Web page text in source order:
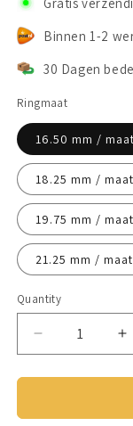
Binnen 1-2
30 Dagen
Ringmaat
16.50 mm /
18.25 mm /
19.75 mm /
21.25 mm /
Quantity
Decrease
quantity
for
Ring